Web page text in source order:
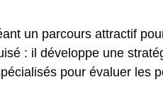
un parcours attractif
: il développe une
pour évaluer les